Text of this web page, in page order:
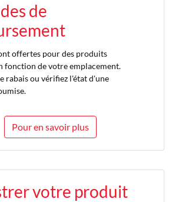
de
offertes pour des produits
fonction de votre emplacement.
rabais ou vérifiez l'état d'une
Pour en savoir plus
votre produit